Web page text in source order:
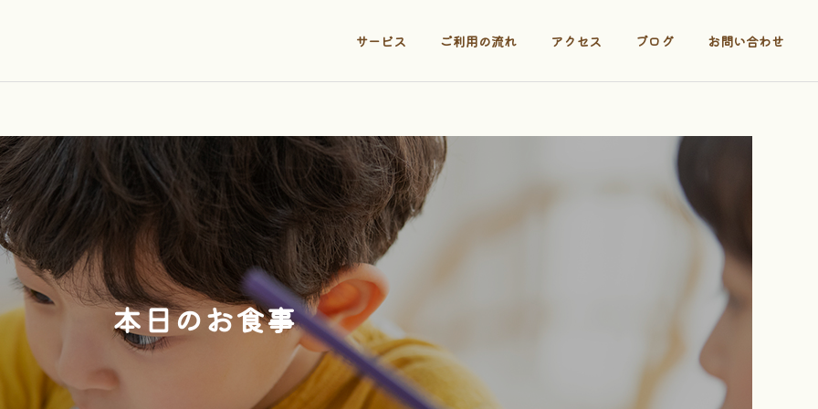
サービス ご利用の流れ アクセス ブログ お問い合わせ
本日のお食事